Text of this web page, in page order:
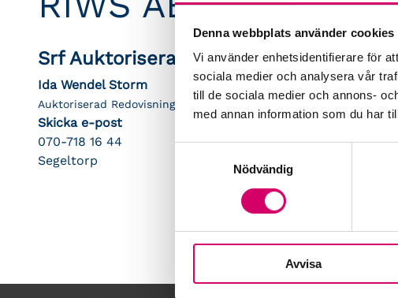
Denna webbplats använder cookies
Vi använder enhetsidentifierare för
sociala medier och analysera vår
till de sociala medier och annons-
med annan information som du har
Nödvändig
Avvisa
Srf Auktoriserade konsulter
Ida Wendel Storm
Auktoriserad Redovisnings- och Lönekonsult
Skicka e-post
070-718 16 44
Segeltorp